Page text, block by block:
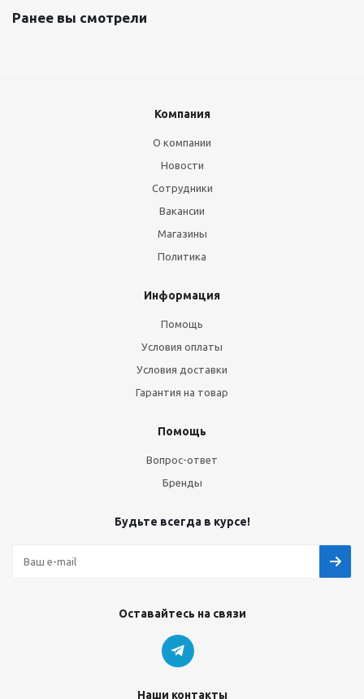
Ранее вы смотрели
Компания
О компании
Новости
Сотрудники
Вакансии
Магазины
Политика
Информация
Помощь
Условия оплаты
Условия доставки
Гарантия на товар
Помощь
Вопрос-ответ
Бренды
Будьте всегда в курсе!
Оставайтесь на связи
Наши контакты